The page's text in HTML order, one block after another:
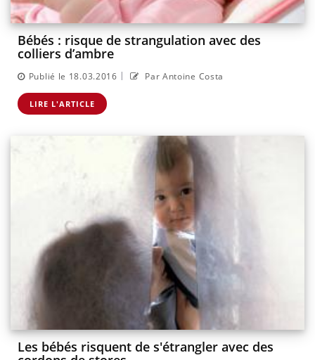
Bébés : risque de strangulation avec des
colliers d’ambre
Publié le 18.03.2016 | Par Antoine Costa
LIRE L'ARTICLE
Les bébés risquent de s'étrangler avec des